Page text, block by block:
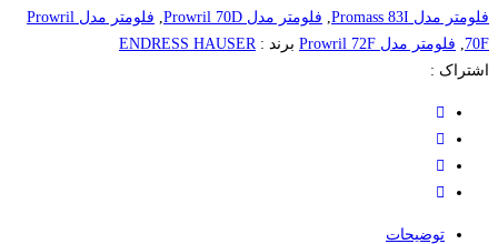
فلومتر مدل Promass 83I , فلومتر مدل Prowril 70D ,
فلومتر مدل Prowril
70F
, فلومتر مدل Prowril 72F برند :ENDRESS HAUSER
اشتراک :
توضیحات